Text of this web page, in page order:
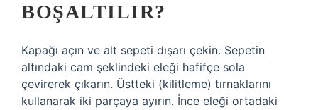
BOŞALTILIR?
Kapağı açın ve alt sepeti dışarı çekin. Sepetin
altındaki cam şeklindeki eleği hafifçe sola
çevirerek çıkarın. Üstteki (kilitleme) tırnaklarını
kullanarak iki parçaya ayırın. İnce eleği ortadaki